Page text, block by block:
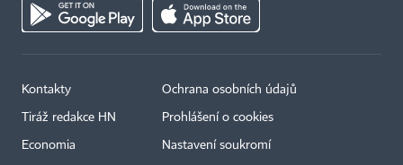
Kontakty
Tiráž redakce HN
Economia
Ochrana osobních údajů
Prohlášení o cookies
Nastavení soukromí